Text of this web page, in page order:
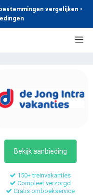
vergelijken •
Bekijk aanbieding
150+ treinvakanties
Compleet verzorgd
Gratis omboekservice